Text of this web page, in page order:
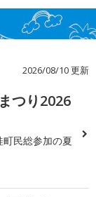
2026/08/10 更新
つり2026
民総参加の夏